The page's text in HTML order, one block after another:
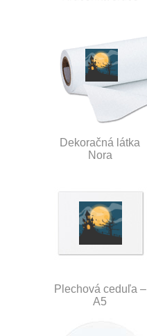
Dekoračná látka
Nora
Plechová ceduľa –
A5